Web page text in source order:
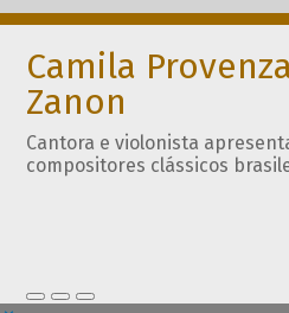
Camila
Zanon
Cantora e violonista
compositores clássicos